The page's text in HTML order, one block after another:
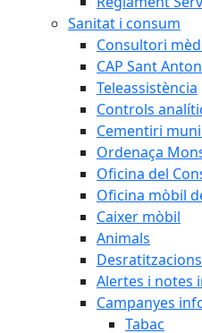
Sanitat i consum
Consultori
CAP Sant
Teleassistència
Controls
Cementiri
Ordenaça
Oficina del
Oficina mòbil
Caixer mòbil
Animals
Alertes i notes
Campanyes
Tabac